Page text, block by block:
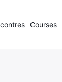
Courses